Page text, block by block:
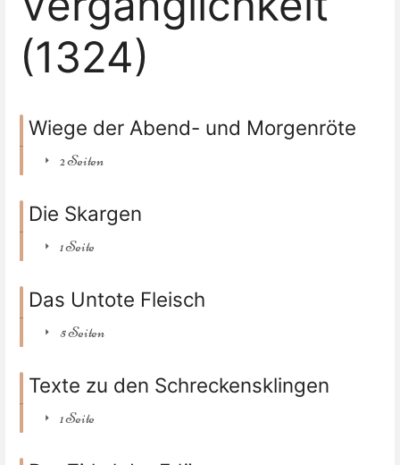
(1324)
Wiege der Abend- und Morgenröte
2 Seiten
Die Skargen
1 Seite
Das Untote Fleisch
5 Seiten
Texte zu den Schreckensklingen
1 Seite